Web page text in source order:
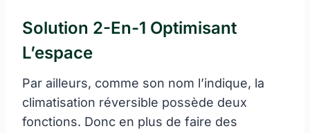
Solution 2-En-1 Optimisant
L’espace
Par ailleurs, comme son nom l’indique, la
climatisation réversible possède deux
fonctions. Donc en plus de faire des